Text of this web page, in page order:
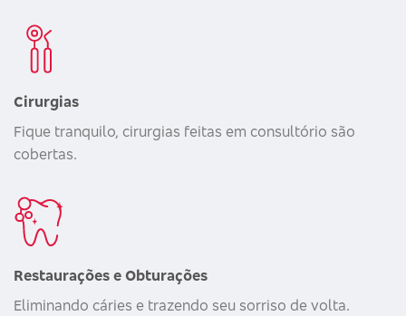
Cirurgias
Fique tranquilo, cirurgias feitas em consultório são
cobertas.
Restaurações e Obturações
Eliminando cáries e trazendo seu sorriso de volta.